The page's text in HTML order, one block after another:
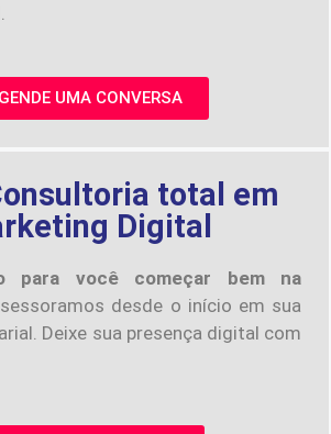
UMA CONVERSA
total em
Digital
para você começar bem na
desde o início em sua
Deixe sua presença digital com